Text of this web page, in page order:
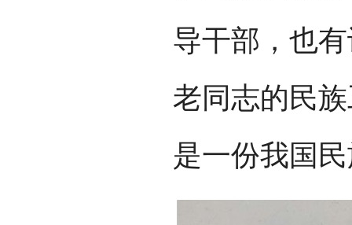
导干部，也
老同志的民
是一份我国